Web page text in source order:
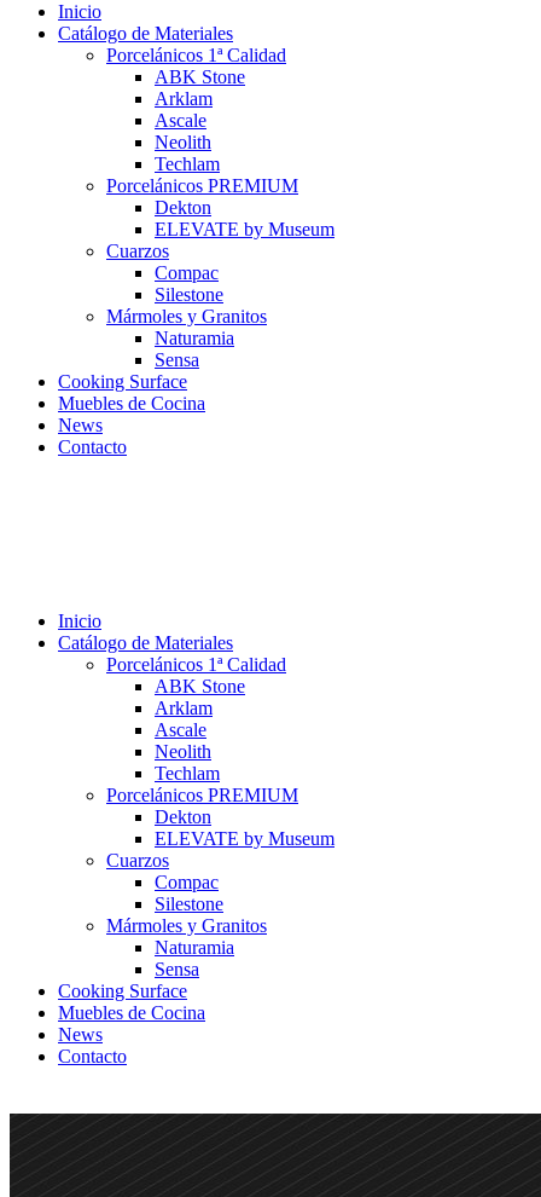
Inicio
Catálogo de Materiales
Porcelánicos 1ª Calidad
ABK Stone
Arklam
Ascale
Neolith
Techlam
Porcelánicos PREMIUM
Dekton
ELEVATE by Museum
Cuarzos
Compac
Silestone
Mármoles y Granitos
Naturamia
Sensa
Cooking Surface
Muebles de Cocina
News
Contacto
Inicio
Catálogo de Materiales
Porcelánicos 1ª Calidad
ABK Stone
Arklam
Ascale
Neolith
Techlam
Porcelánicos PREMIUM
Dekton
ELEVATE by Museum
Cuarzos
Compac
Silestone
Mármoles y Granitos
Naturamia
Sensa
Cooking Surface
Muebles de Cocina
News
Contacto